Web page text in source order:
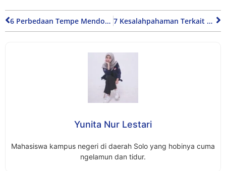
6 Perbedaan Tempe Mendoan (Dages) dengan Tempe pada Umumnya 7 Kesalahpahaman Terkait Mahasiswa, Lulusan, dan Jurusan Ekonomi Syariah
Yunita Nur Lestari
Mahasiswa kampus negeri di daerah Solo yang hobinya cuma
ngelamun dan tidur.